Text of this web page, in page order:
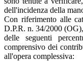
dell'incidenza della
Con riferimento alle
D.P.R. n. 34/2000
delle seguenti
comprensivo dei
all'opera complessiva: